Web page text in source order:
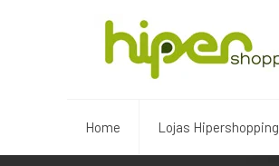
Home Lojas Hipershopping